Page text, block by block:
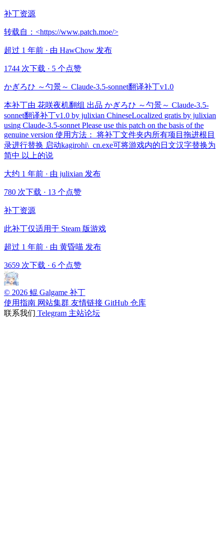
补丁资源
转载自：<https://www.patch.moe/>
超过 1 年前 · 由 HawChow 发布
1744 次下载 · 5 个点赞
かぎろひ ～勺景～ Claude-3.5-sonnet翻译补丁v1.0
本补丁由 花咲夜机翻组 出品 かぎろひ ～勺景～ Claude-3.5-
sonnet翻译补丁v1.0 by julixian ChineseLocalized gratis by julixian
using Claude-3.5-sonnet Please use this patch on the basis of the
genuine version 使用方法： 将补丁文件夹内所有项目拖进根目
录进行替换 启动kagirohi\_cn.exe可将游戏内的日文汉字替换为
简中 以上的说
大约 1 年前 · 由 julixian 发布
780 次下载 · 13 个点赞
补丁资源
此补丁仅适用于 Steam 版游戏
超过 1 年前 · 由 黄昏喵 发布
3659 次下载 · 6 个点赞
© 2026 鲲 Galgame 补丁
使用指南 网站集群 友情链接 GitHub 仓库
联系我们 Telegram 主站论坛